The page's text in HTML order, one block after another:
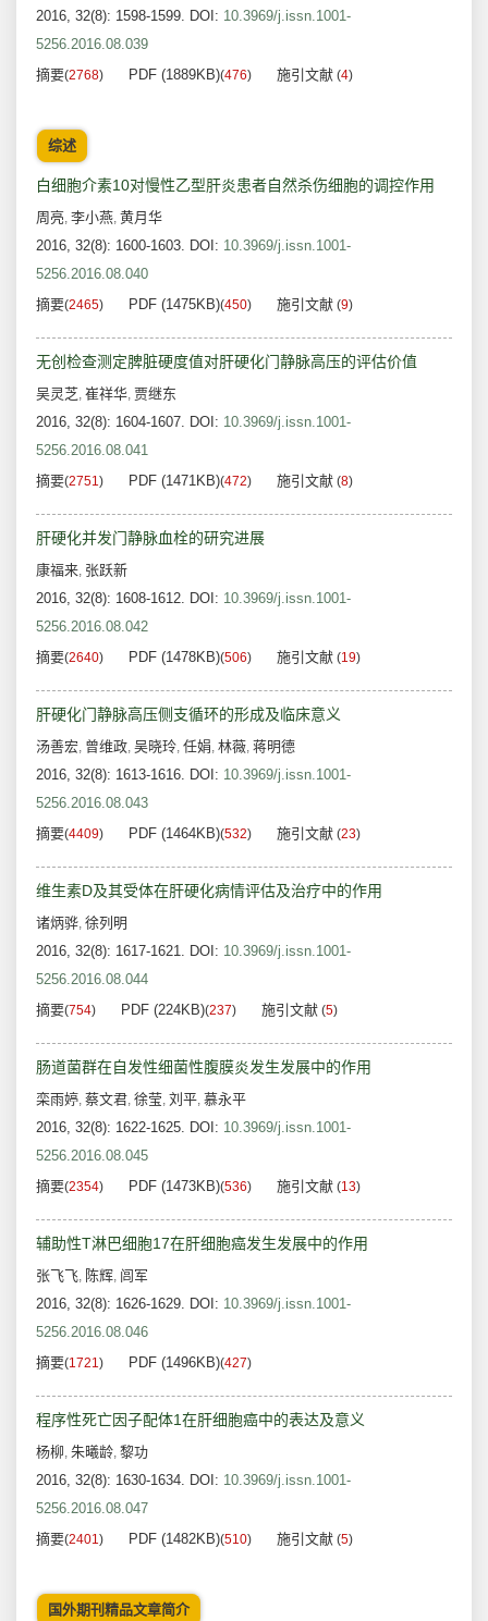
2016, 32(8): 1598-1599. DOI: 10.3969/j.issn.1001-
5256.2016.08.039
摘要(2768) PDF (1889KB)(476) 施引文献 (4)
综述
白细胞介素10对慢性乙型肝炎患者自然杀伤细胞的调控作用
周亮, 李小燕, 黄月华
2016, 32(8): 1600-1603. DOI: 10.3969/j.issn.1001-
5256.2016.08.040
摘要(2465) PDF (1475KB)(450) 施引文献 (9)
无创检查测定脾脏硬度值对肝硬化门静脉高压的评估价值
吴灵芝, 崔祥华, 贾继东
2016, 32(8): 1604-1607. DOI: 10.3969/j.issn.1001-
5256.2016.08.041
摘要(2751) PDF (1471KB)(472) 施引文献 (8)
肝硬化并发门静脉血栓的研究进展
康福来, 张跃新
2016, 32(8): 1608-1612. DOI: 10.3969/j.issn.1001-
5256.2016.08.042
摘要(2640) PDF (1478KB)(506) 施引文献 (19)
肝硬化门静脉高压侧支循环的形成及临床意义
汤善宏, 曾维政, 吴晓玲, 任娟, 林薇, 蒋明德
2016, 32(8): 1613-1616. DOI: 10.3969/j.issn.1001-
5256.2016.08.043
摘要(4409) PDF (1464KB)(532) 施引文献 (23)
维生素D及其受体在肝硬化病情评估及治疗中的作用
诸炳骅, 徐列明
2016, 32(8): 1617-1621. DOI: 10.3969/j.issn.1001-
5256.2016.08.044
摘要(754) PDF (224KB)(237) 施引文献 (5)
肠道菌群在自发性细菌性腹膜炎发生发展中的作用
栾雨婷, 蔡文君, 徐莹, 刘平, 慕永平
2016, 32(8): 1622-1625. DOI: 10.3969/j.issn.1001-
5256.2016.08.045
摘要(2354) PDF (1473KB)(536) 施引文献 (13)
辅助性T淋巴细胞17在肝细胞癌发生发展中的作用
张飞飞, 陈辉, 闾军
2016, 32(8): 1626-1629. DOI: 10.3969/j.issn.1001-
5256.2016.08.046
摘要(1721) PDF (1496KB)(427)
程序性死亡因子配体1在肝细胞癌中的表达及意义
杨柳, 朱曦龄, 黎功
2016, 32(8): 1630-1634. DOI: 10.3969/j.issn.1001-
5256.2016.08.047
摘要(2401) PDF (1482KB)(510) 施引文献 (5)
国外期刊精品文章简介